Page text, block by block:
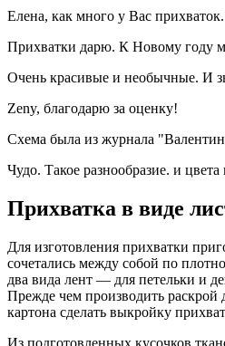
Елена, как много у Вас
Прихватки дарю. К Новому году
Очень красивые и необычные. И
Zeny, благодарю за оценку!
Схема была из журнала
Чудо. Такое разнообразие. и
Прихватка в виде
Для изготовления прихватки
сочетались между собой по
два вида лент — для петельки и
Прежде чем производить раскрой
картона сделать выкройку
Из подготовленных кусочков